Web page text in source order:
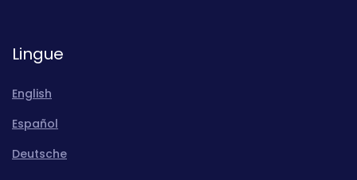
Lingue
English
Español
Deutsche